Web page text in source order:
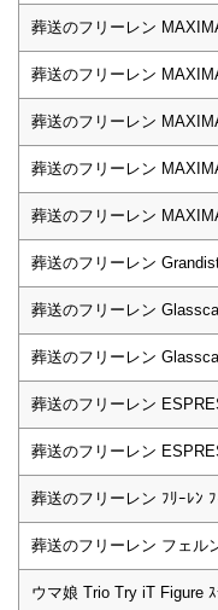
葬送のフリーレン
葬送のフリーレン
葬送のフリーレン
葬送のフリーレン
葬送のフリーレン
葬送のフリーレン
葬送のフリーレン
葬送のフリーレン
葬送のフリーレン
葬送のフリーレン
葬送のフリーレン ﾌﾘｰﾚﾝ
葬送のフリーレン フェル
ウマ娘 Trio Try iT Figure ｽ